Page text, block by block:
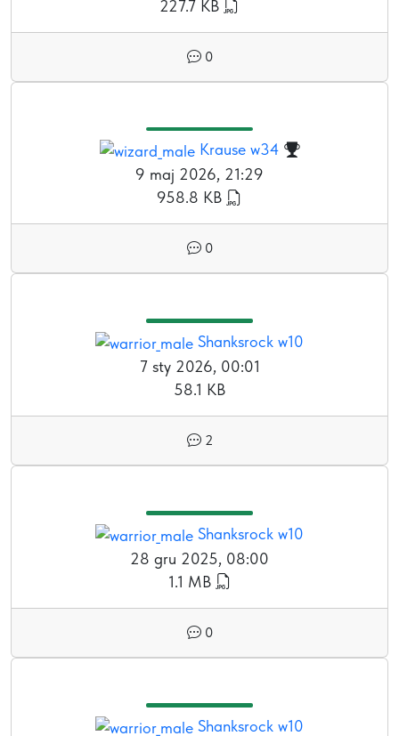
227.7 KB
0
Krause w34
9 maj 2026, 21:29
958.8 KB
0
Shanksrock w10
7 sty 2026, 00:01
58.1 KB
2
Shanksrock w10
28 gru 2025, 08:00
1.1 MB
0
Shanksrock w10